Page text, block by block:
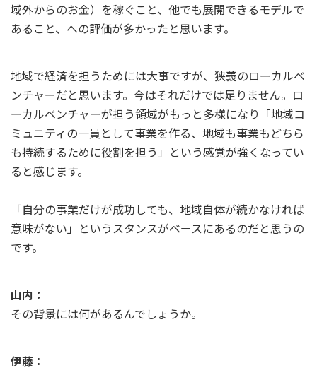
域外からのお金）を稼ぐこと、他でも展開できるモデルで
あること、への評価が多かったと思います。
地域で経済を担うためには大事ですが、狭義のローカルベ
ンチャーだと思います。今はそれだけでは足りません。ロ
ーカルベンチャーが担う領域がもっと多様になり「地域コ
ミュニティの一員として事業を作る、地域も事業もどちら
も持続するために役割を担う」という感覚が強くなってい
ると感じます。
「自分の事業だけが成功しても、地域自体が続かなければ
意味がない」というスタンスがベースにあるのだと思うの
です。
山内：
その背景には何があるんでしょうか。
伊藤：